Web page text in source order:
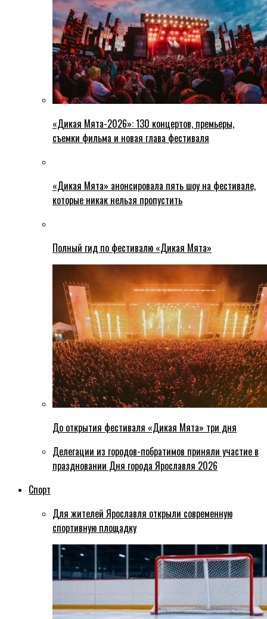
«Дикая Мята-2026»: 130 концертов, премьеры,
съемки фильма и новая глава фестиваля
«Дикая Мята» анонсировала пять шоу на фестивале,
которые никак нельзя пропустить
Полный гид по фестивалю «Дикая Мята»
До открытия фестиваля «Дикая Мята» три дня
Делегации из городов-побратимов приняли участие в
праздновании Дня города Ярославля 2026
Спорт
Для жителей Ярославля открыли современную
спортивную площадку